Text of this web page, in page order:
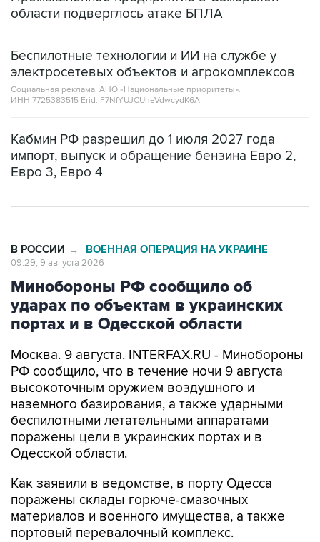
области подверглось атаке БПЛА
Беспилотные технологии и ИИ на службе у
электросетевых объектов и агрокомплексов
Социальная реклама, АНО «Национальные приоритеты».
ИНН 7725383515 Erid: F7NfYUJCUneVdwcydK6A
Кабмин РФ разрешил до 1 июля 2027 года
импорт, выпуск и обращение бензина Евро 2,
Евро 3, Евро 4
В РОССИИ → ВОЕННАЯ ОПЕРАЦИЯ НА УКРАИНЕ
09:29, 9 августа 2026
Минобороны РФ сообщило об
ударах по объектам в украинских
портах и в Одесской области
Москва. 9 августа. INTERFAX.RU - Минобороны
РФ сообщило, что в течение ночи 9 августа
высокоточным оружием воздушного и
наземного базирования, а также ударными
беспилотными летательными аппаратами
поражены цели в украинских портах и в
Одесской области.
Как заявили в ведомстве, в порту Одесса
поражены склады горюче-смазочных
материалов и военного имущества, а также
портовый перевалочный комплекс.